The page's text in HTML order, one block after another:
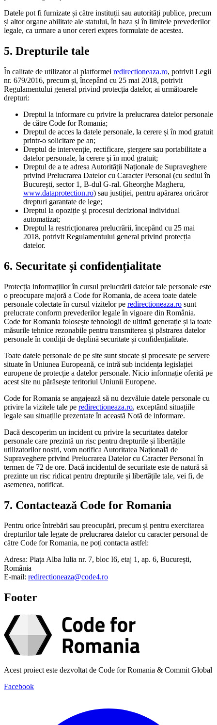
Datele pot fi furnizate și către instituții sau autorități publice, precum
și altor organe abilitate ale statului, în baza și în limitele prevederilor
legale, ca urmare a unor cereri expres formulate de acestea.
5. Drepturile tale
În calitate de utilizator al platformei redirectioneaza.ro, potrivit Legii
nr. 679/2016, precum și, începând cu 25 mai 2018, potrivit
Regulamentului general privind protecția datelor, ai următoarele
drepturi:
Dreptul la informare cu privire la prelucrarea datelor personale
de către Code for Romania;
Dreptul de acces la datele personale, la cerere și în mod gratuit
printr-o solicitare pe an;
Dreptul de intervenție, rectificare, ștergere sau portabilitate a
datelor personale, la cerere și în mod gratuit;
Dreptul de a te adresa Autorității Naționale de Supraveghere
privind Prelucrarea Datelor cu Caracter Personal (cu sediul în
București, sector 1, B-dul G-ral. Gheorghe Magheru,
www.dataprotection.ro) sau justiției, pentru apărarea oricăror
drepturi garantate de lege;
Dreptul la opoziție şi procesul decizional individual
automatizat;
Dreptul la restricționarea prelucrării, începând cu 25 mai
2018, potrivit Regulamentului general privind protecția
datelor.
6. Securitate și confidențialitate
Protecția informațiilor în cursul prelucrării datelor tale personale este
o preocupare majoră a Code for Romania, de aceea toate datele
personale colectate în cursul vizitelor pe redirectioneaza.ro sunt
prelucrate conform prevederilor legale în vigoare din România.
Code for Romania folosește tehnologii de ultimă generație și ia toate
măsurile tehnice rezonabile pentru transmiterea și păstrarea datelor
personale în condiții de deplină securitate și confidențialitate.
Toate datele personale de pe site sunt stocate și procesate pe servere
situate în Uniunea Europeană, ce intră sub incidența legislației
europene de protecție a datelor personale. Nicio informație oferită pe
acest site nu părăsește teritoriul Uniunii Europene.
Code for Romania se angajează să nu dezvăluie datele personale cu
privire la vizitele tale pe redirectioneaza.ro, exceptând situațiile
legale sau situațiile prezentate în această Notă de informare.
Dacă descoperim un incident cu privire la securitatea datelor
personale care prezintă un risc pentru drepturile și libertățile
utilizatorilor noștri, vom notifica Autoritatea Națională de
Supraveghere privind Prelucrarea Datelor cu Caracter Personal în
termen de 72 de ore. Dacă incidentul de securitate este de natură să
prezinte un risc ridicat pentru drepturile și libertățile tale, vei fi, de
asemenea, notificat.
7. Contactează Code for Romania
Pentru orice întrebări sau preocupări, precum și pentru exercitarea
drepturilor tale legate de prelucrarea datelor cu caracter personal de
către Code for Romania, ne poți contacta astfel:
Adresa: Piața Alba Iulia nr. 7, bloc I6, etaj 1, ap. 6, București,
România
E-mail: redirectioneaza@code4.ro
Footer
Acest proiect este dezvoltat de Code for Romania & Commit Global
Facebook